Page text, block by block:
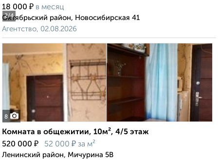
2/4
18 000 ₽ в месяц
Октябрьский район, Новосибирская 41
Агентство, 02.08.2026
8
Комната в общежитии, 10м², 4/5 этаж
520 000 ₽ 52 000 ₽ за м²
Ленинский район, Мичурина 5В